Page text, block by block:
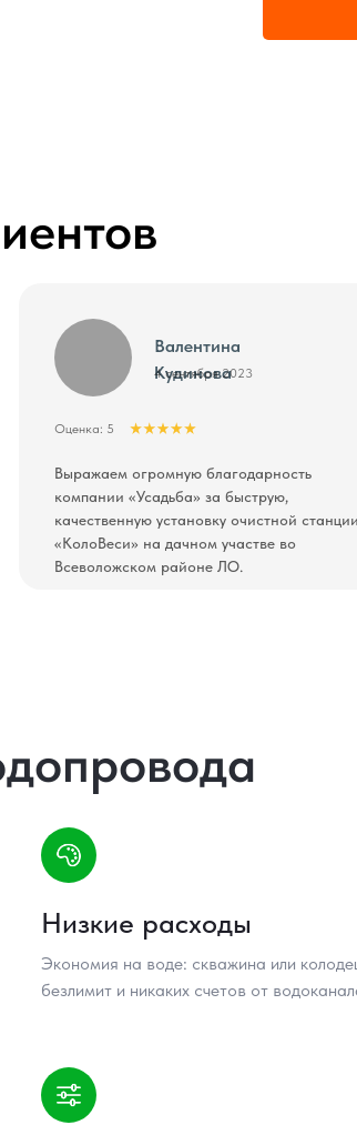
Валентина
Кудинова
Оценка: 5
4 сентября 2023
Выражаем огромную благодарность
компании «Усадьба» за быструю,
качественную установку очистной станции
«КолоВеси» на дачном участве во
Всеволожском районе ЛО.
Низкие расходы
Экономия на воде: скважина или
безлимит и никаких счетов от